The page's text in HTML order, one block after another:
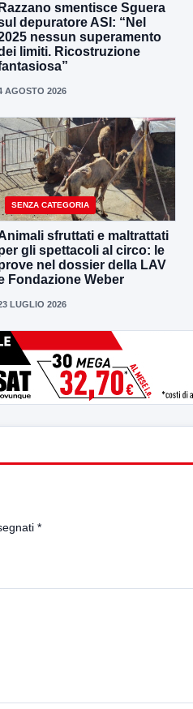
Razzano smentisce Sguera
depuratore ASI: “Nel
nessun superamento
limiti. Ricostruzione
AGOSTO 2026
SENZA CATEGORIA
sfruttati e maltrattati
gli spettacoli al circo: le
nel dossier della LAV
Fondazione Weber
LUGLIO 2026
*